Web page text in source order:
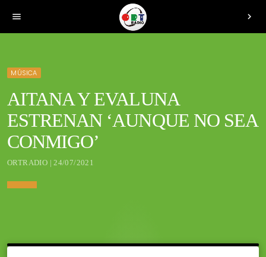
menu chevron_right
MÚSICA
AITANA Y EVALUNA
ESTRENAN ‘AUNQUE NO SEA
CONMIGO’
ORTRADIO | 24/07/2021